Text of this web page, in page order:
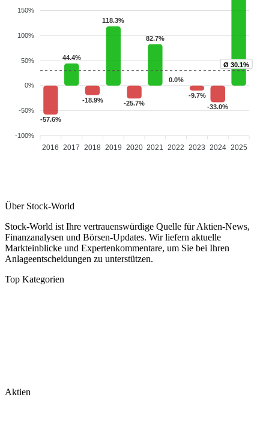
150%
100%
50%
0%
-50%
-100%
-57.6%
44.4%
-18.9%
118.3%
-25.7%
82.7%
0.0%
-9.7%
-33.0%
2016 2017 2018 2019 2020 2021 2022 2023 2024 2025
Ø 30.1%
Über Stock-World
Stock-World ist Ihre vertrauenswürdige Quelle für Aktien-News,
Finanzanalysen und Börsen-Updates. Wir liefern aktuelle
Markteinblicke und Expertenkommentare, um Sie bei Ihren
Anlageentscheidungen zu unterstützen.
Top Kategorien
Aktien